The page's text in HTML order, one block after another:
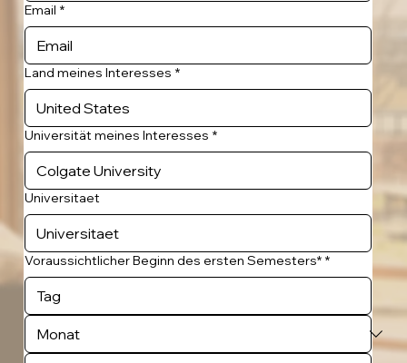
Email *
Land meines Interesses *
Universität meines Interesses *
Universitaet
Voraussichtlicher Beginn des ersten Semesters* *